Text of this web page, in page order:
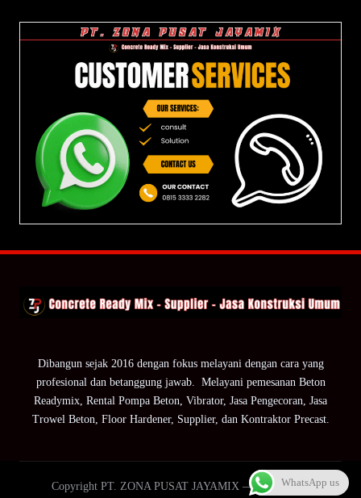
Dibangun sejak 2016 dengan fokus melayani dengan cara yang
profesional dan betanggung jawab. Melayani pemesanan Beton
Readymix, Rental Pompa Beton, Vibrator, Jasa Pengecoran, Jasa
Trowel Beton, Floor Hardener, Supplier, dan Kontraktor Precast.
Copyright PT. ZONA PUSAT JAYAMIX — ZPJ Group.WhatsApp us